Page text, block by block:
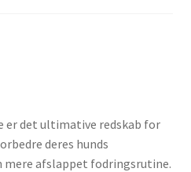
er det ultimative redskab for
deres hunds
mere afslappet fodringsrutine.